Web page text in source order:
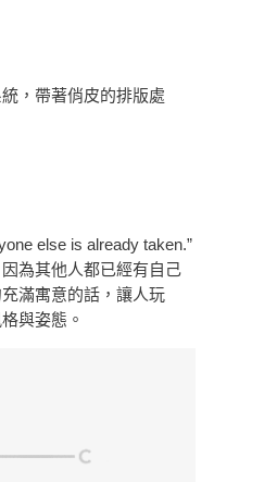
，帶著俏皮的排版處
else is already taken.”
因為其他人都已經有自己
滿寓意的話，讓人玩
與姿態。